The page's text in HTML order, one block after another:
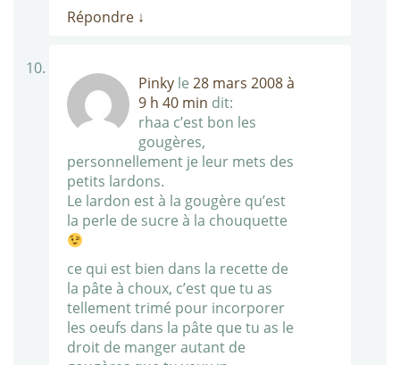
Répondre ↓
Pinky le 28 mars 2008 à
9 h 40 min dit:
rhaa c’est bon les
gougères,
personnellement je leur mets des
petits lardons.
Le lardon est à la gougère qu’est
la perle de sucre à la chouquette
ce qui est bien dans la recette de
la pâte à choux, c’est que tu as
tellement trimé pour incorporer
les oeufs dans la pâte que tu as le
droit de manger autant de